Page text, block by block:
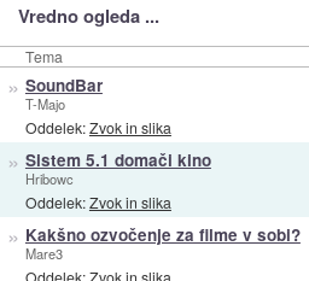
Vredno ogleda ...
Tema
» SoundBar
T-Majo
Oddelek:Zvok in slika
» Sistem 5.1 domači kino
Hribowc
Oddelek:Zvok in slika
» Kakšno ozvočenje za filme v sobi?
Mare3
Oddelek:Zvok in slika